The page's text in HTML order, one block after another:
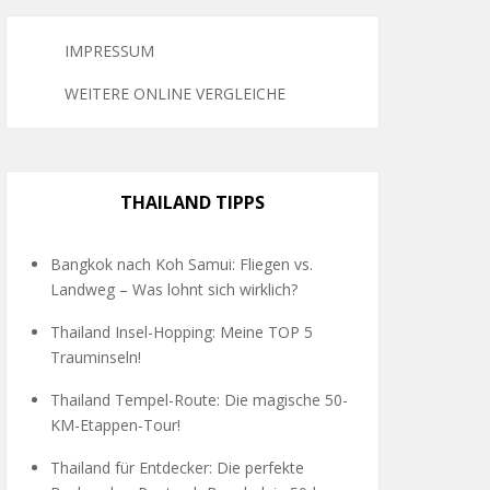
IMPRESSUM
WEITERE ONLINE VERGLEICHE
THAILAND TIPPS
Bangkok nach Koh Samui: Fliegen vs.
Landweg – Was lohnt sich wirklich?
Thailand Insel-Hopping: Meine TOP 5
Trauminseln!
Thailand Tempel-Route: Die magische 50-
KM-Etappen-Tour!
Thailand für Entdecker: Die perfekte